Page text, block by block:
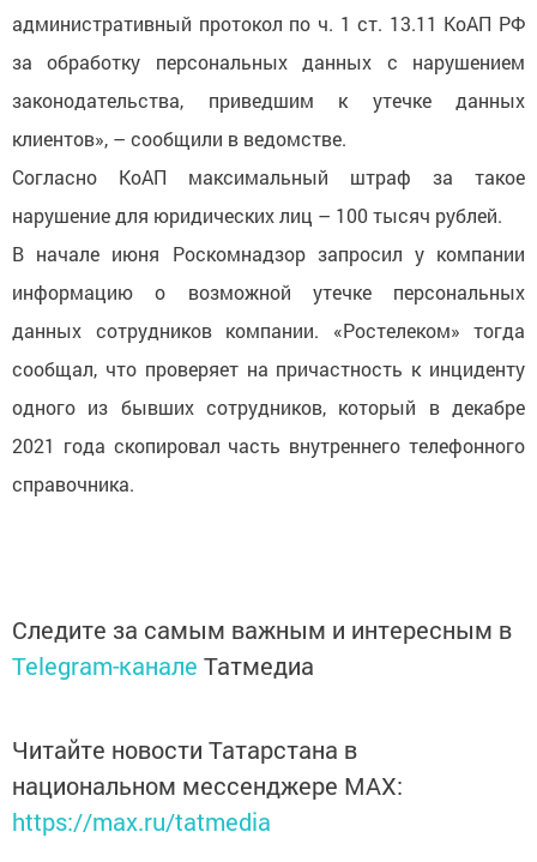
административный протокол по ч. 1 ст. 13.11 КоАП РФ
за обработку персональных данных с нарушением
законодательства, приведшим к утечке данных
клиентов», – сообщили в ведомстве.
Согласно КоАП максимальный штраф за такое
нарушение для юридических лиц – 100 тысяч рублей.
В начале июня Роскомнадзор запросил у компании
информацию о возможной утечке персональных
данных сотрудников компании. «Ростелеком» тогда
сообщал, что проверяет на причастность к инциденту
одного из бывших сотрудников, который в декабре
2021 года скопировал часть внутреннего телефонного
справочника.
Следите за самым важным и интересным в
Telegram-канале Татмедиа
Читайте новости Татарстана в
национальном мессенджере MАХ:
https://max.ru/tatmedia